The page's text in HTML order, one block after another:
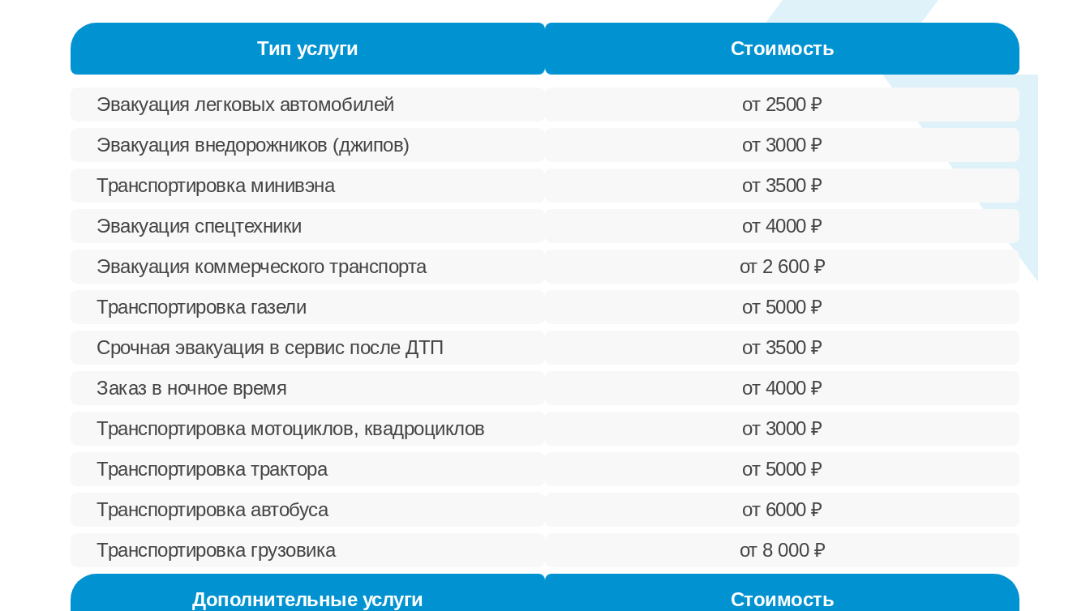
Тип услуги Стоимость
Эвакуация легковых автомобилей
от 2500 ₽
Эвакуация внедорожников (джипов)
от 3000 ₽
Транспортировка минивэна
от 3500 ₽
Эвакуация спецтехники
от 4000 ₽
Эвакуация коммерческого транспорта
от 2 600 ₽
Транспортировка газели
от 5000 ₽
Срочная эвакуация в сервис после ДТП
от 3500 ₽
Заказ в ночное время
от 4000 ₽
Транспортировка мотоциклов, квадроциклов
от 3000 ₽
Транспортировка трактора
от 5000 ₽
Транспортировка автобуса
от 6000 ₽
Транспортировка грузовика
от 8 000 ₽
Дополнительные услуги Стоимость